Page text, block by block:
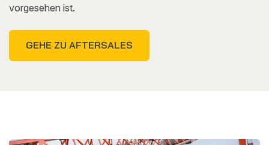
vorgesehen ist.
GEHE ZU AFTERSALES